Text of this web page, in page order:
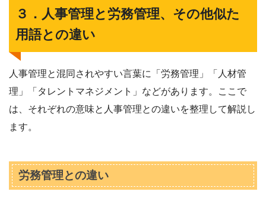
３．人事管理と労務管理、その他似た
用語との違い
人事管理と混同されやすい言葉に「労務管理」「人材管
理」「タレントマネジメント」などがあります。ここで
は、それぞれの意味と人事管理との違いを整理して解説し
ます。
労務管理との違い